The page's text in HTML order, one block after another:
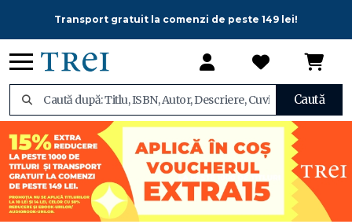
Transport gratuit la comenzi de peste 149 lei!
Caută